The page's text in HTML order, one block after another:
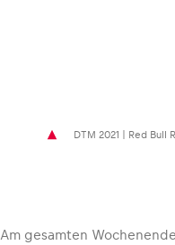
DTM 2021 | Red Bull
Am gesamten